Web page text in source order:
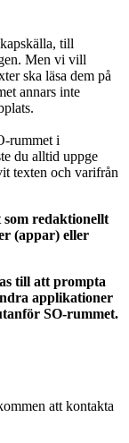
till
Men vi vill
ska läsa dem på
annars inte
rummet i
du alltid uppge
texten och varifrån
redaktionellt
(appar) eller
till att prompta
applikationer
SO-rummet.
att kontakta